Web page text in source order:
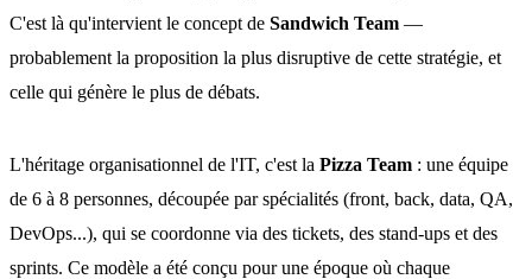
C'est là qu'intervient le concept de Sandwich Team —
probablement la proposition la plus disruptive de cette stratégie, et
celle qui génère le plus de débats.
L'héritage organisationnel de l'IT, c'est la Pizza Team : une équipe
de 6 à 8 personnes, découpée par spécialités (front, back, data, QA,
DevOps...), qui se coordonne via des tickets, des stand-ups et des
sprints. Ce modèle a été conçu pour une époque où chaque